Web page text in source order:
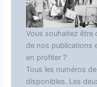
Vous souhaitez être
de nos publications
en profiter ?
Tous les numéros de
disponibles. Les